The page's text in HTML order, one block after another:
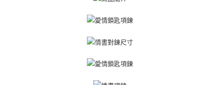
是否繳費成功／繳費後需取消欲退款等相關疑問，請聯繫「AFTEE先享後付
易，需依本服務之必要範圍內提供個人資料，並將交易相關給付款項請求債
２．關於個人資料處理事宜，請瀏覽以下網址：